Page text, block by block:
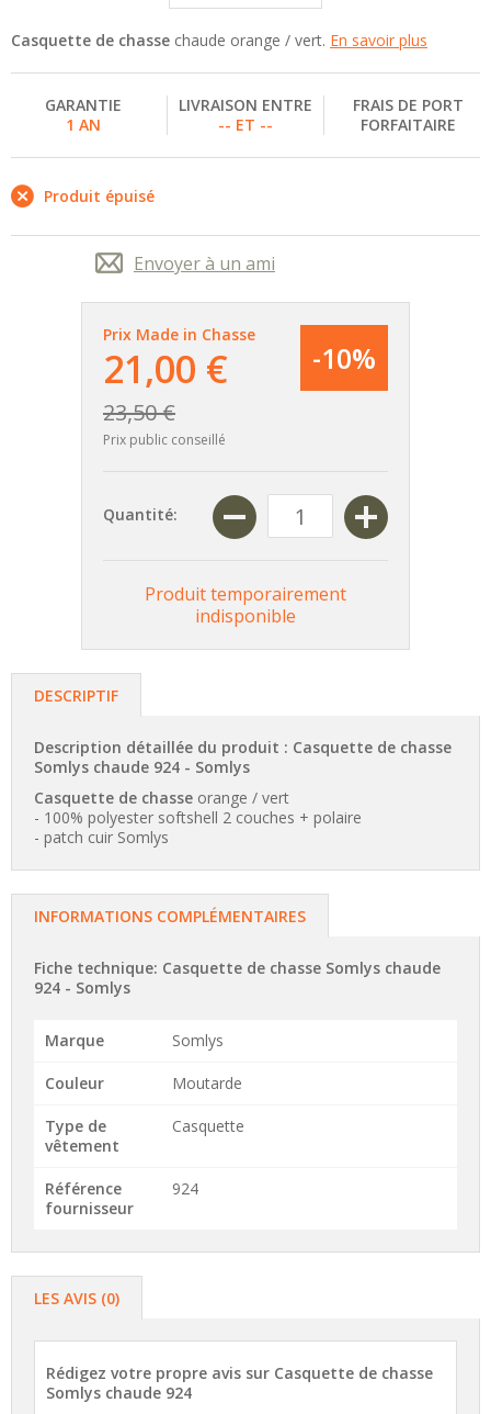
Casquette de chasse chaude orange / vert. En savoir plus
GARANTIE
1 AN
LIVRAISON ENTRE
-- ET --
FRAIS DE PORT
FORFAITAIRE
Produit épuisé
Envoyer à un ami
Prix Made in Chasse
21,00 €
23,50 €
Prix public conseillé
-10%
Quantité:
Produit temporairement
indisponible
DESCRIPTIF
Description détaillée du produit : Casquette de chasse
Somlys chaude 924 - Somlys
Casquette de chasse orange / vert
- 100% polyester softshell 2 couches + polaire
- patch cuir Somlys
INFORMATIONS COMPLÉMENTAIRES
Fiche technique: Casquette de chasse Somlys chaude
924 - Somlys
Marque Somlys
Couleur Moutarde
Type de
vêtement
Casquette
Référence
fournisseur
924
LES AVIS (0)
Rédigez votre propre avis sur Casquette de chasse
Somlys chaude 924